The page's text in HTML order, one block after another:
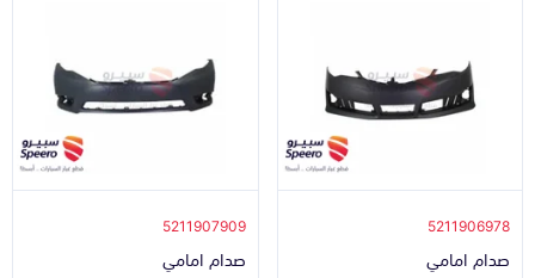
5211906978
صدام امامي
5211907909
صدام امامي